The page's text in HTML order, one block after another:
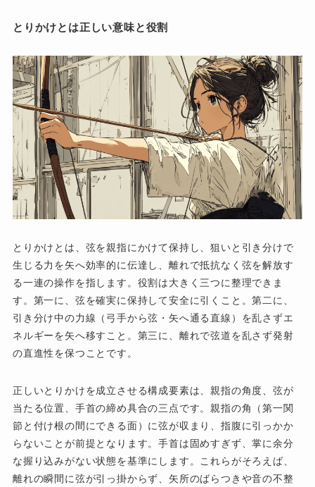
とりかけとは正しい意味と役割
とりかけとは、弦を親指にかけて保持し、狙いと引き分けで
生じる力を矢へ効率的に伝達し、離れで抵抗なく弦を解放す
る一連の操作を指します。役割は大きく三つに整理できま
す。第一に、弦を確実に保持して安全に引くこと。第二に、
引き分け中の力線（弓手から弦・矢へ通る直線）を乱さずエ
ネルギーを矢へ移すこと。第三に、離れで弦道を乱さず発射
の直進性を保つことです。
正しいとりかけを成立させる構成要素は、親指の角度、弦が
当たる位置、手首の締め具合の三点です。親指の角（第一関
節と付け根の間にできる面）に弦が収まり、指腹に引っかか
らないことが前提となります。手首は固めすぎず、掌に余分
な握り込みがない状態を基準にします。これらがそろえば、
離れの瞬間に弦が引っ掛からず、矢所のばらつきや音の不整